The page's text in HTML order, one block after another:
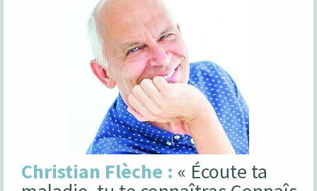
Christian Flèche : « Écoute ta